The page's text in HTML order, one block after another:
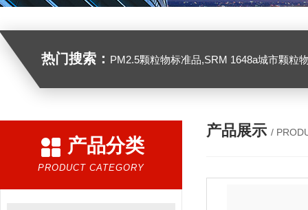
热门搜索： PM2.5颗粒物标准品,SRM 1648a城市颗粒物,SRM 1649B
产品分类
PRODUCT CATEGORY
产品展示 /